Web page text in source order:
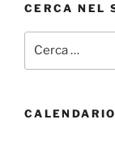
CERCA NEL
CALENDARIO